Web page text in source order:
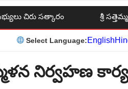
తల్లికి సారె సమర్పణ చౌక
Select Language:English
నిర్వహణ